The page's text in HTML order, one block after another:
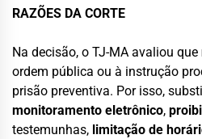
RAZÕES DA CORTE
Na decisão, o TJ-MA avaliou que
ordem pública ou à instrução
prisão preventiva. Por isso,
monitoramento eletrônico,
testemunhas, limitação de